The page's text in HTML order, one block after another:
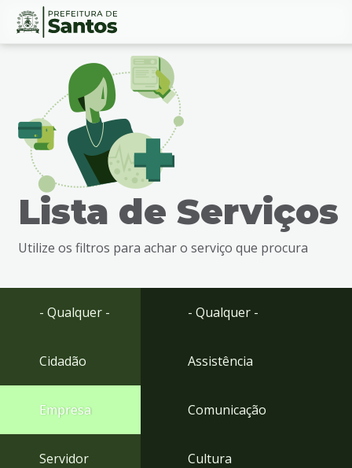
Ir
busca
Ir
Conteúdo
Lista de Serviços
Utilize os filtros para achar o serviço que procura
- Qualquer -
Cidadão
Empresa
Servidor
- Qualquer -
Assistência
Comunicação
Cultura